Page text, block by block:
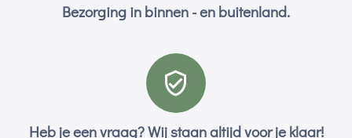
Bezorging in binnen - en buitenland.
Heb je een vraag? Wij staan altijd voor je klaar!